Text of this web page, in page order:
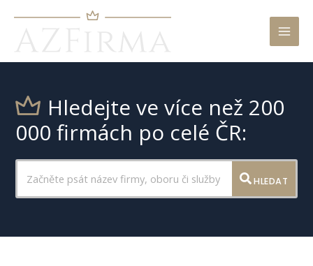
Hledejte ve více než 200
000 firmách po celé ČR:
HLEDAT